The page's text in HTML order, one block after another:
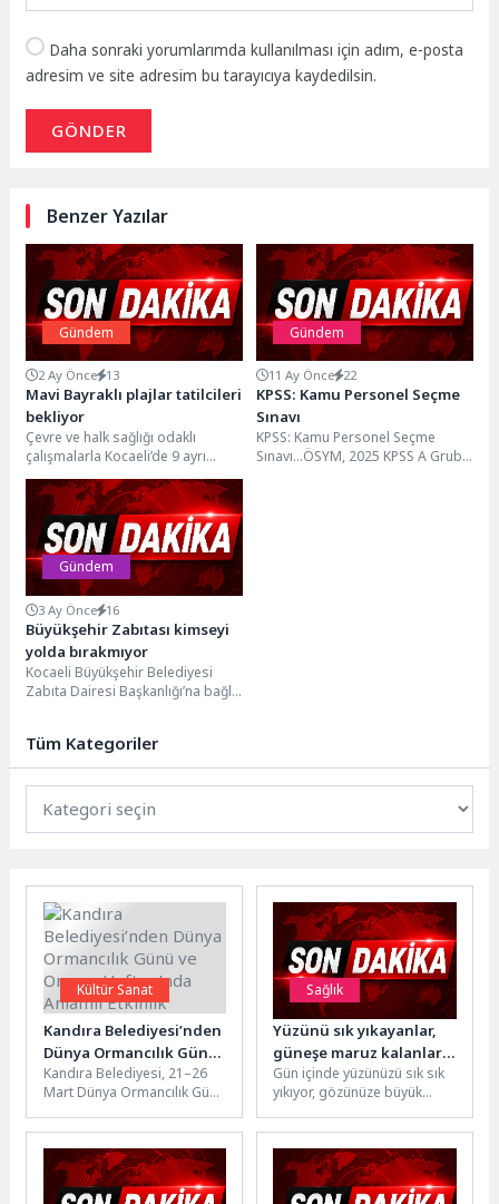
Daha sonraki yorumlarımda kullanılması için adım, e-posta
adresim ve site adresim bu tarayıcıya kaydedilsin.
GÖNDER
Benzer Yazılar
Gündem
2 Ay Önce 13
Mavi Bayraklı plajlar tatilcileri
bekliyor
Çevre ve halk sağlığı odaklı
çalışmalarla Kocaeli’de 9 ayrı
plajda “Mavi Bayrak” unvanını
koruyan Büyükşehir...
Gündem
11 Ay Önce 22
KPSS: Kamu Personel Seçme
Sınavı
KPSS: Kamu Personel Seçme
Sınavı…ÖSYM, 2025 KPSS A Grubu
Gündem
3 Ay Önce 16
Büyükşehir Zabıtası kimseyi
yolda bırakmıyor
Kocaeli Büyükşehir Belediyesi
Zabıta Dairesi Başkanlığı’na bağlı
Tüm Kategoriler
Kültür Sanat
Kandıra Belediyesi’nden
Dünya Ormancılık Günü
ve Orman Haftası’nda
Anlamlı Etkinlik
Kandıra Belediyesi, 21–26
Mart Dünya Ormancılık Günü
kapsamında çevre bilincini
artırmaya yönelik...
Sağlık
Yüzünü sık yıkayanlar,
güneşe maruz kalanlar,
çok terleyenler dikkat!
Gün içinde yüzünüzü sık sık
yıkıyor, gözünüze büyük
telefon ekranınızı silmeyi
hiç...